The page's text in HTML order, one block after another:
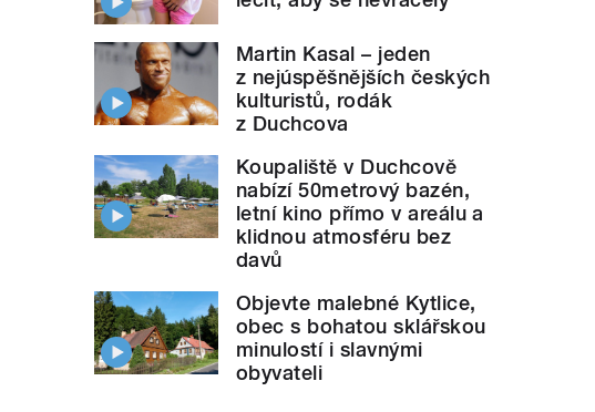
Martin Kasal – jeden
z nejúspěšnějších českých
kulturistů, rodák
z Duchcova
Koupaliště v Duchcově
nabízí 50metrový bazén,
letní kino přímo v areálu a
klidnou atmosféru bez
davů
Objevte malebné Kytlice,
obec s bohatou sklářskou
minulostí i slavnými
obyvateli